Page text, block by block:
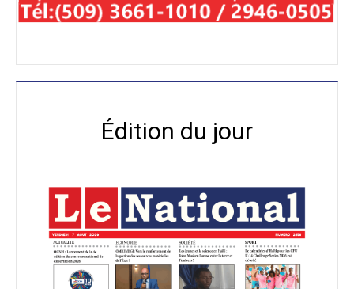
Édition du jour